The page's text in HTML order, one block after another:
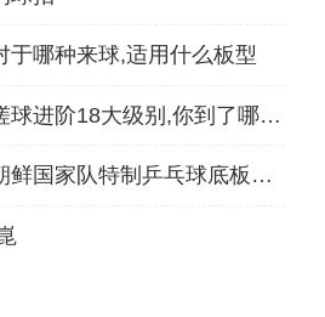
于哪种来球,适用什么板型
乒乓球直拍搓球进阶18大级别,你到了哪一级
银河车秀英朝鲜国家队特制乒乓球底板试打初评